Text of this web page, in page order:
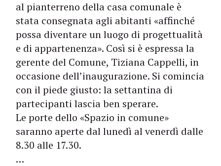
al pianterreno della casa comunale è
stata consegnata agli abitanti «affinché
possa diventare un luogo di progettualità
e di appartenenza». Così si è espressa la
gerente del Comune, Tiziana Cappelli, in
occasione dell’inaugurazione. Si comincia
con il piede giusto: la settantina di
partecipanti lascia ben sperare.
Le porte dello «Spazio in comune»
saranno aperte dal lunedì al venerdì dalle
8.30 alle 17.30.
…